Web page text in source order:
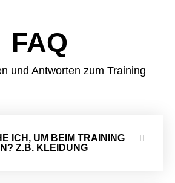
FAQ
und Antworten zum Training
ICH, UM BEIM TRAINING
Z.B. KLEIDUNG